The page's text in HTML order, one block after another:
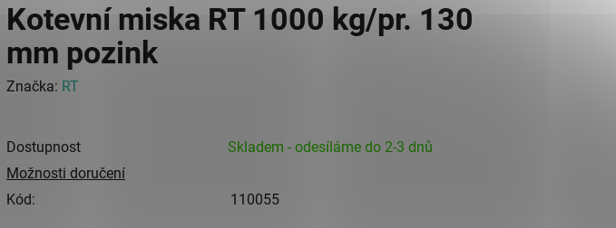
Kotevní miska RT 1000 kg/pr. 130
mm pozink
Značka: RT
Dostupnost
Skladem - odesíláme do 2-3 dnů
Možnosti doručení
Kód:
110055